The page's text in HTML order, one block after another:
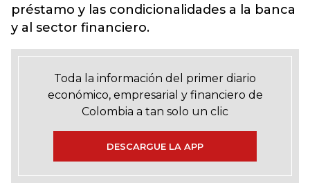
préstamo y las condicionalidades a la banca
y al sector financiero.
Toda la información del primer diario
económico, empresarial y financiero de
Colombia a tan solo un clic
DESCARGUE LA APP